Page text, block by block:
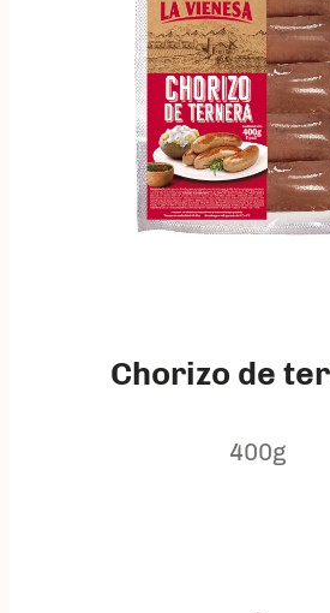
Chorizo de
400g